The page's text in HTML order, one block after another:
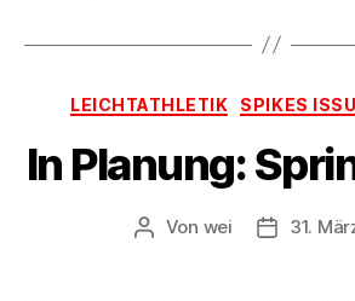
LEICHTATHLETIK SPIKES
In Planung:
Beitragsautor
Von wei 31.